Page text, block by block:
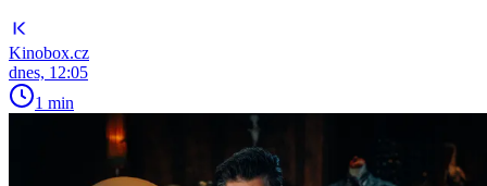
Kinobox.cz
dnes, 12:05
1 min